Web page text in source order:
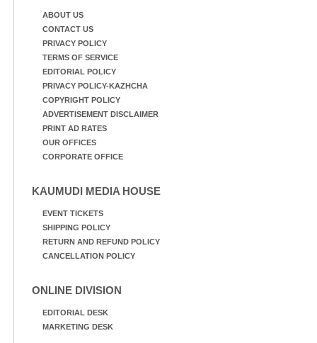
ABOUT US
CONTACT US
PRIVACY POLICY
TERMS OF SERVICE
EDITORIAL POLICY
PRIVACY POLICY-KAZHCHA
COPYRIGHT POLICY
ADVERTISEMENT DISCLAIMER
PRINT AD RATES
OUR OFFICES
CORPORATE OFFICE
KAUMUDI MEDIA HOUSE
EVENT TICKETS
SHIPPING POLICY
RETURN AND REFUND POLICY
CANCELLATION POLICY
ONLINE DIVISION
EDITORIAL DESK
MARKETING DESK